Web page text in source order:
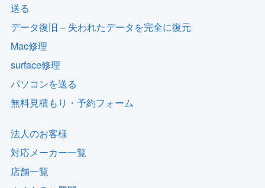
送る
データ復旧 – 失われたデータを完全に復元
Mac修理
surface修理
パソコンを送る
無料見積もり・予約フォーム
法人のお客様
対応メーカー一覧
店舗一覧